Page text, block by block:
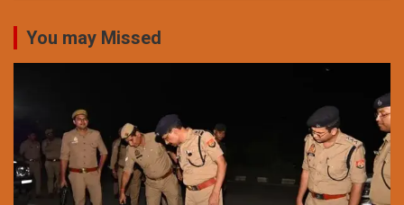
You may Missed